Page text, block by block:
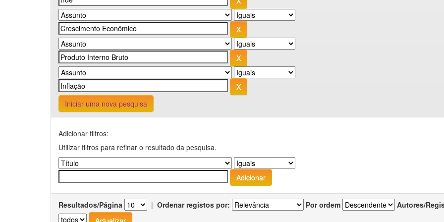
Iniciar uma nova pesquisa
Adicionar filtros:
Utilizar filtros para refinar o resultado da pesquisa.
Resultados/Página | Ordenar registos por: Por ordem Autores/